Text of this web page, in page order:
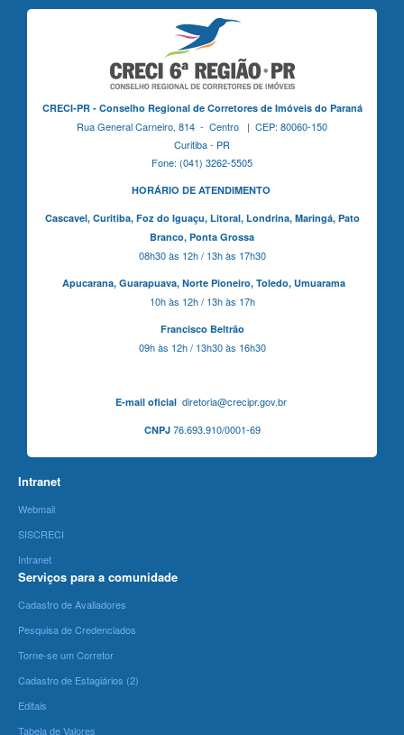
CRECI-PR - Conselho Regional de Corretores de Imóveis do Paraná
Rua General Carneiro, 814 - Centro | CEP: 80060-150
Curitiba - PR
Fone: (041) 3262-5505
HORÁRIO DE ATENDIMENTO
Cascavel, Curitiba,Foz do Iguaçu, Litoral, Londrina, Maringá, Pato
Branco, Ponta Grossa
08h30 às 12h / 13h às 17h30
Apucarana, Guarapuava, Norte Pioneiro, Toledo, Umuarama
10h às 12h / 13h às 17h
Francisco Beltrão
09h às 12h / 13h30 às 16h30
E-mail oficialdiretoria@crecipr.gov.br
CNPJ76.693.910/0001-69
Intranet
Webmail
SISCRECI
Intranet
Serviços para a comunidade
Cadastro de Avaliadores
Pesquisa de Credenciados
Torne-se um Corretor
Cadastro de Estagiários (2)
Editais
Tabela de Valores